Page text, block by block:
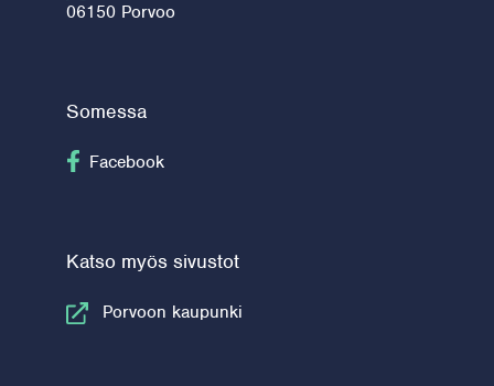
06150 Porvoo
Somessa
Seuraa Facebook
Facebook
Katso myös sivustot
Porvoon kaupunki